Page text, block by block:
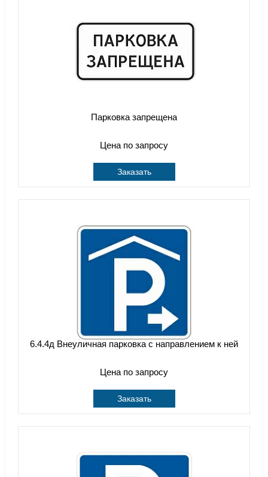
Парковка запрещена
Цена по запросу
Заказать
6.4.4д Внеуличная парковка с направлением к ней
Цена по запросу
Заказать